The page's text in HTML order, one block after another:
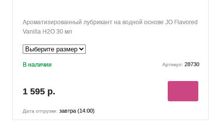
Ароматизированный лубрикант на водной основе JO Flavored
Vanilla H2O 30 мл
В наличии Артикул: 28730
1 595 р.
Дата отгрузки: завтра (14:00)